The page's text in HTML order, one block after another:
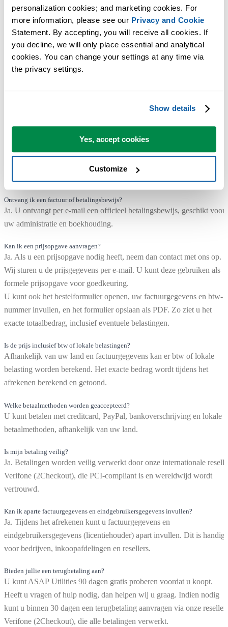
personalization cookies; and marketing cookies. For
more information, please see our Privacy and Cookie
Statement. By accepting, you will receive all cookies. If
you decline, we will only place essential and analytical
cookies. You can change your settings at any time via
the privacy settings.
Show details
Yes, accept cookies
Customize
alle versie 9.x releases, afhankelijk van wat langer is.
Hoeveel kan ik besparen met volumekorting?
U kunt tot 86% besparen wanneer u licenties voor meerdere
koopt.
uw eigen omgeving. Een internetverbinding is alleen nodig voor
Werkt het met mijn Excel-versie?
ASAP Utilities werkt met Microsoft 365 en Excel 2010-2024
(desktopversie voor Windows).
Ontvang ik een factuur of betalingsbewijs?
Ja. U ontvangt per e-mail een officieel betalingsbewijs, geschikt voor
uw administratie en boekhouding.
Kan ik een prijsopgave aanvragen?
Ja. Als u een prijsopgave nodig heeft, neem dan contact met ons op.
Wij sturen u de prijsgegevens per e-mail. U kunt deze gebruiken als
formele prijsopgave voor goedkeuring.
U kunt ook het bestelformulier openen, uw factuurgegevens en btw-
nummer invullen, en het formulier opslaan als PDF. Zo ziet u het
exacte totaalbedrag, inclusief eventuele belastingen.
Is de prijs inclusief btw of lokale belastingen?
Afhankelijk van uw land en factuurgegevens kan er btw of lokale
belasting worden berekend. Het exacte bedrag wordt tijdens het
afrekenen berekend en getoond.
Welke betaalmethoden worden geaccepteerd?
U kunt betalen met creditcard, PayPal, bankoverschrijving en lokale
betaalmethoden, afhankelijk van uw land.
Is mijn betaling veilig?
Ja. Betalingen worden veilig verwerkt door onze internationale
Verifone (2Checkout), die PCI-compliant is en wereldwijd wordt
vertrouwd.
Kan ik aparte factuurgegevens en eindgebruikersgegevens invullen?
Ja. Tijdens het afrekenen kunt u factuurgegevens en
eindgebruikersgegevens (licentiehouder) apart invullen. Dit is handig
voor bedrijven, inkoopafdelingen en resellers.
Bieden jullie een terugbetaling aan?
U kunt ASAP Utilities 90 dagen gratis proberen voordat u koopt.
Heeft u vragen of hulp nodig, dan helpen wij u graag. Indien nodig
kunt u binnen 30 dagen een terugbetaling aanvragen via onze reseller
Verifone (2Checkout), die alle betalingen verwerkt.